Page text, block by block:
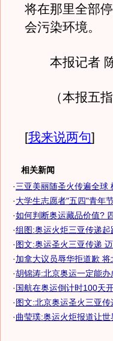
将在那里全部
会污染环境。
本报记者 陈
（本报五指
[我来说两句]
相关新闻
·三亚美丽随圣火传遍全球
·大学生志愿者"五四"青年
·如何判断奥运藏品价值?
·组图:奥运火炬三亚传递
·图文:奥运圣火三亚传递
·加拿大议员辱华拒道歉 将
·胡锦涛:北京奥运一定能办
·国航在奥运倒计时100天
·图文:北京奥运圣火三亚
·曲莹璞:奥运火炬报道让世